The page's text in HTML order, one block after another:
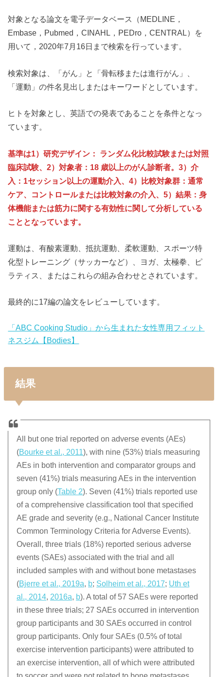
対象となる論文を電子データベース（MEDLINE，
Embase，Pubmed，CINAHL，PEDro，CENTRAL）を
用いて，2020年7月16日まで検索を行っています。
検索対象は、「がん」と「骨転移または進行がん」、
「運動」の件名見出しまたはキーワードとしています。
ヒトを対象とし、英語での発表であることを条件となっ
ています。
基準は1）研究デザイン： ランダム化比較試験または対照
臨床試験、2）対象者：18 歳以上のがん診断者。3）介
入：1セッション以上の運動介入、4）比較対象群：通常
ケア、コントロールまたは比較対象の介入、5）結果：身
体機能または筋力に関する有効性に関して分析している
こととなっています。
運動は、有酸素運動、抵抗運動、柔軟運動、スポーツ特
化型トレーニング（サッカーなど）、ヨガ、太極拳、ピ
ラティス、またはこれらの組み合わせとされています。
最終的に17編の論文をレビューしています。
「ABC Cooking Studio」から生まれた女性専用フィット
ネスジム【Bodies】
結果
All but one trial reported on adverse events (AEs)
(Bourke et al., 2011), with nine (53%) trials measuring
AEs in both intervention and comparator groups and
seven (41%) trials measuring AEs in the intervention
group only (Table 2). Seven (41%) trials reported use
of a comprehensive classification tool that specified
AE grade and severity (e.g., National Cancer Institute
Common Terminology Criteria for Adverse Events).
Overall, three trials (18%) reported serious adverse
events (SAEs) associated with the trial and all
included samples with and without bone metastases
(Bjerre et al., 2019a, b; Solheim et al., 2017; Uth et
al., 2014, 2016a, b). A total of 57 SAEs were reported
in these three trials; 27 SAEs occurred in intervention
group participants and 30 SAEs occurred in control
group participants. Only four SAEs (0.5% of total
exercise intervention participants) were attributed to
an exercise intervention, all of which were attributed